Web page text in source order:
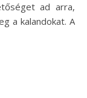
ad arra,
a kalandokat. A